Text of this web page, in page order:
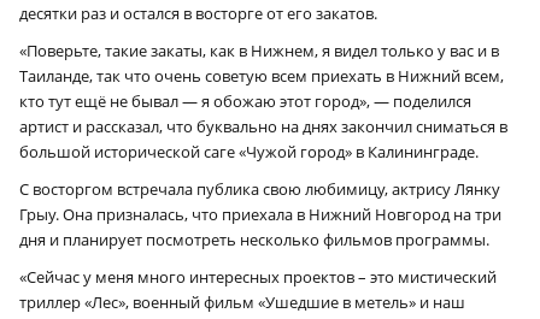
десятки раз и остался в восторге от его закатов.
«Поверьте, такие закаты, как в Нижнем, я видел только у вас и в
Таиланде, так что очень советую всем приехать в Нижний всем,
кто тут ещё не бывал — я обожаю этот город», — поделился
артист и рассказал, что буквально на днях закончил сниматься в
большой исторической саге «Чужой город» в Калининграде.
С восторгом встречала публика свою любимицу, актрису Лянку
Грыу. Она призналась, что приехала в Нижний Новгород на три
дня и планирует посмотреть несколько фильмов программы.
«Сейчас у меня много интересных проектов – это мистический
триллер «Лес», военный фильм «Ушедшие в метель» и наш